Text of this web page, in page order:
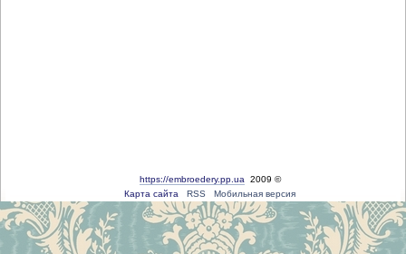
https://embroedery.pp.ua 2009 ©
Карта сайта
RSS Мобильная версия